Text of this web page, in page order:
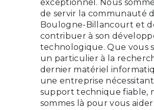
exceptionnel. Nous
de servir la communauté
Boulogne-Billancourt et
contribuer à son
technologique. Que vous
un particulier à la
dernier matériel
une entreprise
support technique fiable,
sommes là pour vous aider.